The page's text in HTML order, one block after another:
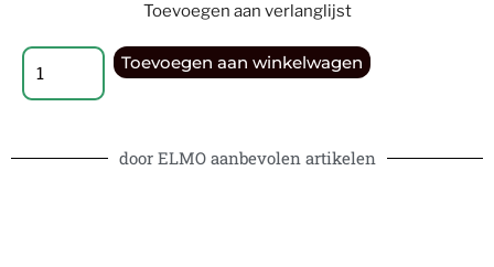
Toevoegen aan verlanglijst
Toevoegen aan winkelwagen
door ELMO aanbevolen artikelen